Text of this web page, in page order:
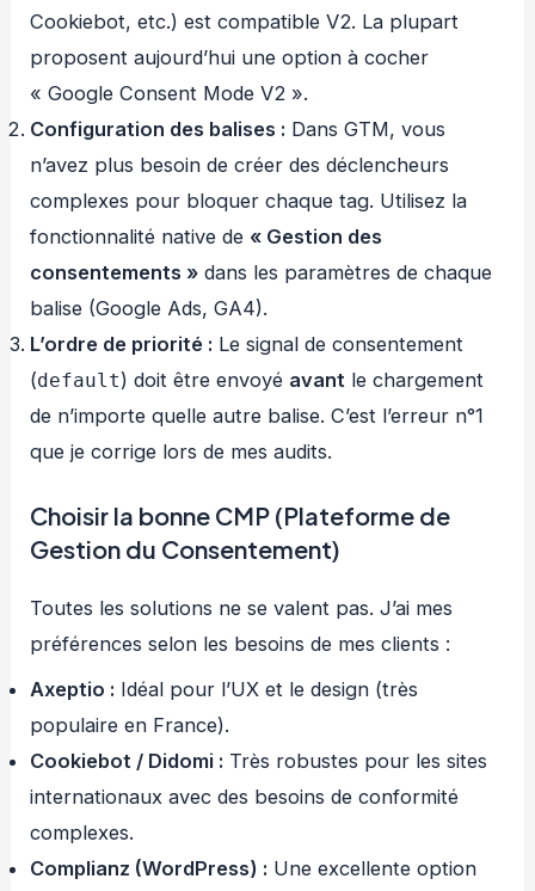
Cookiebot, etc.) est compatible V2. La plupart
proposent aujourd’hui une option à cocher
« Google Consent Mode V2 ».
Configuration des balises : Dans GTM, vous
n’avez plus besoin de créer des déclencheurs
complexes pour bloquer chaque tag. Utilisez la
fonctionnalité native de « Gestion des
consentements » dans les paramètres de chaque
balise (Google Ads, GA4).
L’ordre de priorité : Le signal de consentement
(default) doit être envoyé avant le chargement
de n’importe quelle autre balise. C’est l’erreur n°1
que je corrige lors de mes audits.
Choisir la bonne CMP (Plateforme de
Gestion du Consentement)
Toutes les solutions ne se valent pas. J’ai mes
préférences selon les besoins de mes clients :
Axeptio : Idéal pour l’UX et le design (très
populaire en France).
Cookiebot / Didomi : Très robustes pour les sites
internationaux avec des besoins de conformité
complexes.
Complianz (WordPress) : Une excellente option